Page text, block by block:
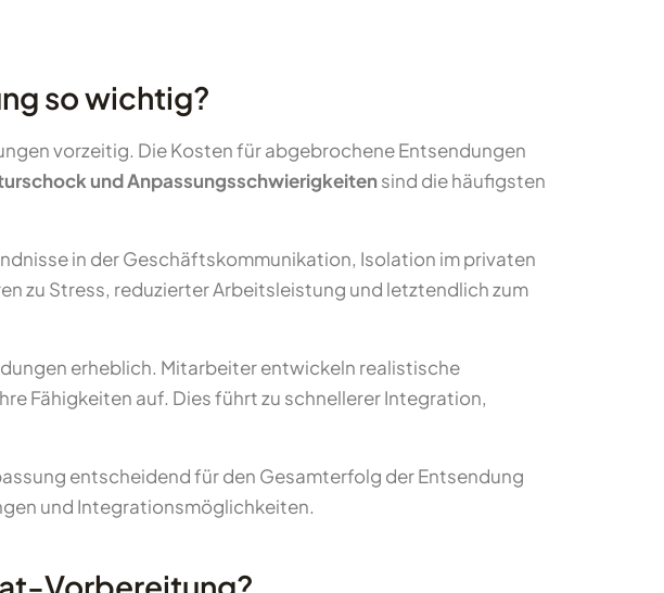
so wichtig?
vorzeitig. Die Kosten für abgebrochene Entsendungen
und Anpassungsschwierigkeitensind die häufigsten
in der Geschäftskommunikation, Isolation im privaten
zu Stress, reduzierter Arbeitsleistung und letztendlich zum
erheblich. Mitarbeiter entwickeln realistische
Fähigkeiten auf. Dies führt zu schnellerer Integration,
entscheidend für den Gesamterfolg der Entsendung
und Integrationsmöglichkeiten.